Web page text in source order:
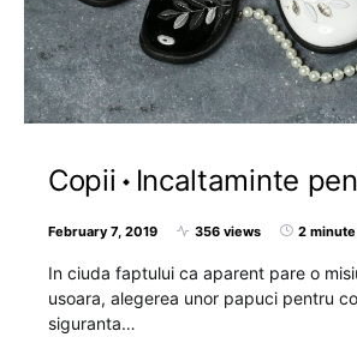
Copii Incaltaminte
February 7, 2019 356 views 2
In ciuda faptului ca aparent pare o
usoara, alegerea unor papuci pentru
siguranta…